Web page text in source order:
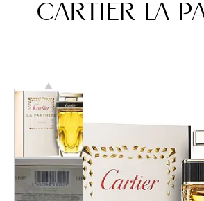
cartier la